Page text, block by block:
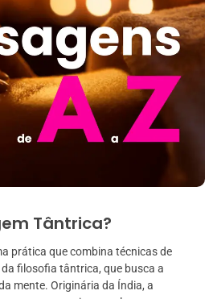
Tântrica?
prática que combina técnicas de
filosofia tântrica, que busca a
mente. Originária da Índia, a